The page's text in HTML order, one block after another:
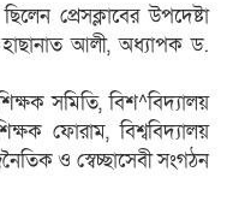
প্রেসক্লাবের উপদেষ্টা
আলী, অধ্যাপক ড.
সমিতি, বিশ^বিদ্যালয়
ফোরাম, বিশ্ববিদ্যালয়
ও স্বেচ্ছাসেবী সংগঠন